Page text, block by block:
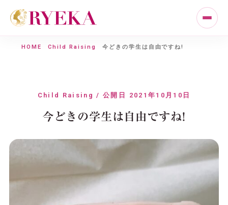
HOME Child Raising 今どきの学生は自由ですね!
Child Raising / 公開日 2021年10月10日
今どきの学生は自由ですね!